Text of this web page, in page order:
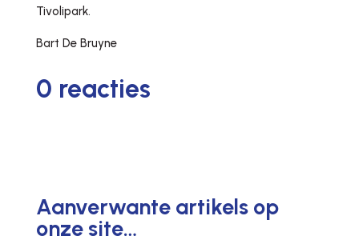
Tivolipark.
Bart De Bruyne
0 reacties
Aanverwante artikels op
onze site…